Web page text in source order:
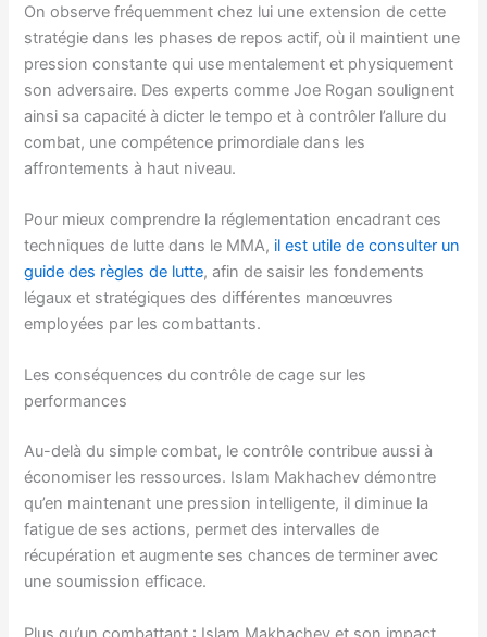
On observe fréquemment chez lui une extension de cette
stratégie dans les phases de repos actif, où il maintient une
pression constante qui use mentalement et physiquement
son adversaire. Des experts comme Joe Rogan soulignent
ainsi sa capacité à dicter le tempo et à contrôler l’allure du
combat, une compétence primordiale dans les
affrontements à haut niveau.
Pour mieux comprendre la réglementation encadrant ces
techniques de lutte dans le MMA, il est utile de consulter un
guide des règles de lutte, afin de saisir les fondements
légaux et stratégiques des différentes manœuvres
employées par les combattants.
Les conséquences du contrôle de cage sur les
performances
Au-delà du simple combat, le contrôle contribue aussi à
économiser les ressources. Islam Makhachev démontre
qu’en maintenant une pression intelligente, il diminue la
fatigue de ses actions, permet des intervalles de
récupération et augmente ses chances de terminer avec
une soumission efficace.